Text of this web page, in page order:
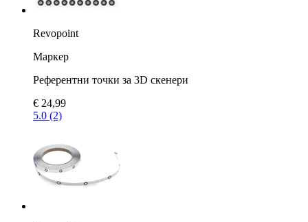
Revopoint
Маркер
Референтни точки за 3D скенери
€ 24,99
5.0 (2)